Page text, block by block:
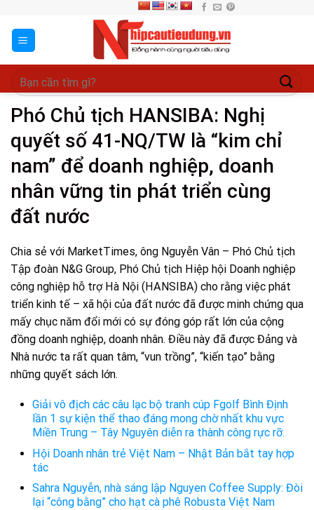
content
Phó Chủ tịch HANSIBA: Nghị
quyết số 41-NQ/TW là “kim chỉ
nam” để doanh nghiệp, doanh
nhân vững tin phát triển cùng
đất nước
Chia sẻ với MarketTimes, ông Nguyễn Vân – Phó Chủ tịch
Tập đoàn N&G Group, Phó Chủ tịch Hiệp hội Doanh nghiệp
công nghiệp hỗ trợ Hà Nội (HANSIBA) cho rằng việc phát
triển kinh tế – xã hội của đất nước đã được minh chứng qua
mấy chục năm đổi mới có sự đóng góp rất lớn của cộng
đồng doanh nghiệp, doanh nhân. Điều này đã được Đảng và
Nhà nước ta rất quan tâm, “vun trồng”, “kiến tạo” bằng
những quyết sách lớn.
Giải vô địch các câu lạc bộ tranh cúp Fgolf Bình Định
lần 1 sự kiện thể thao đáng mong chờ nhất khu vực
Miền Trung – Tây Nguyên diễn ra thành công rực rỡ.
Hội Doanh nhân trẻ Việt Nam – Nhật Bản bắt tay hợp
tác
Sahra Nguyễn, nhà sáng lập Nguyen Coffee Supply: Đòi
lại “công bằng” cho hạt cà phê Robusta Việt Nam